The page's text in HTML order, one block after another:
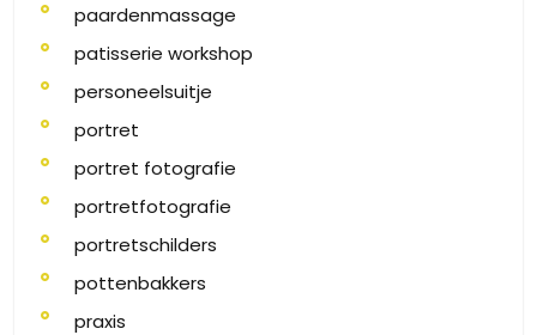
paardenmassage
patisserie workshop
personeelsuitje
portret
portret fotografie
portretfotografie
portretschilders
pottenbakkers
praxis